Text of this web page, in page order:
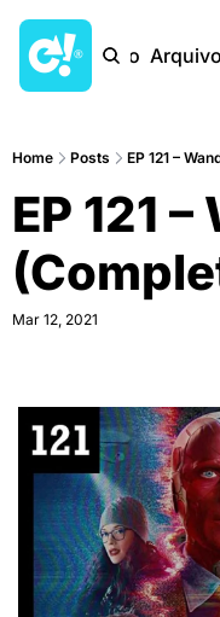
Início Arquivo
Home Posts EP 121 –
EP 121
Mar 12, 2021